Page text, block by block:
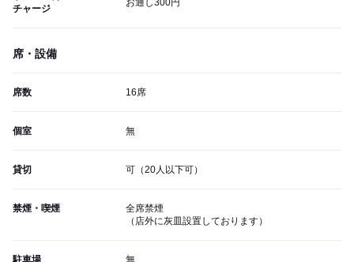
チャージ
お通し300円
席・設備
席数 16席
個室 無
貸切 可（20人以下可）
禁煙・喫煙
全席禁煙
（店外に灰皿設置しております）